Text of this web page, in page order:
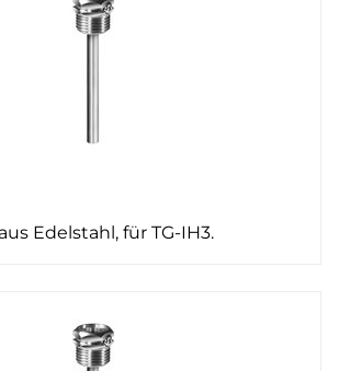
Edelstahl, für TG-IH3.